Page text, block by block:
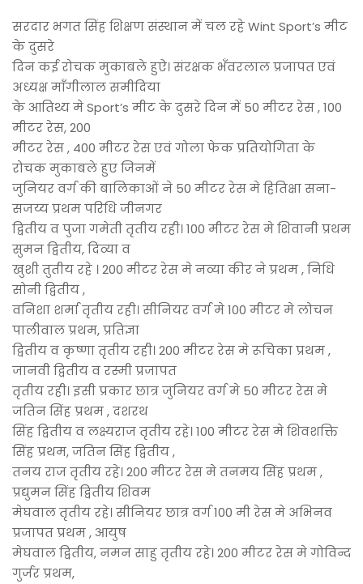
सरदार भगत सिंह शिक्षण संस्थान में चल रहे Wint Sport’s मीट
के दुसरे
दिन कई रोचक मुकाबले हुऐ। संरक्षक भँवरलाल प्रजापत एवं
अध्यक्ष माँगीलाल समीदिया
के आतिथ्य मे Sport’s मीट के दुसरे दिन में 50 मीटर रेस , 100
मीटर रेस, 200
मीटर रेस , 400 मीटर रेस एवं गोला फेक प्रतियोगिता के
रोचक मुकाबले हुए जिनमें
जुनियर वर्ग की बालिकाओं ने 50 मीटर रेस मे हितिक्षा सना-
सजय्य प्रथम परिधि जीनगर
द्वितीय व पुजा गमेती तृतीय रही। 100 मीटर रेस मे शिवानी प्रथम
सुमन द्वितीय, दिव्या व
खुशी तुतीय रहे । 200 मीटर रेस मे नव्या कीर ने प्रथम , निधि
सोनी द्वितीय ,
वनिशा शर्मा तृतीय रही। सीनियर वर्ग मे 100 मीटर मे लोचन
पालीवाल प्रथम, प्रतिज्ञा
द्वितीय व कृष्णा तृतीय रही। 200 मीटर रेस मे रूचिका प्रथम ,
जानवी द्वितीय व रस्मी प्रजापत
तृतीय रही। इसी प्रकार छात्र जुनियर वर्ग मे 50 मीटर रेस मे
जतिन सिंह प्रथम , दशरथ
सिंह द्वितीय व लक्ष्यराज तृतीय रहे। 100 मीटर रेस मे शिवशक्ति
सिंह प्रथम, जतिन सिंह द्वितीय ,
तनय राज तृतीय रहे। 200 मीटर रेस मे तनमय सिंह प्रथम ,
प्रद्युमन सिंह द्वितीय शिवम
मेघवाल तृतीय रहे। सीनियर छात्र वर्ग 100 मी रेस मे अभिनव
प्रजापत प्रथम , आयुष
मेघवाल द्वितीय, नमन साहु तृतीय रहे। 200 मीटर रेस मे गोविन्द
गुर्जर प्रथम,